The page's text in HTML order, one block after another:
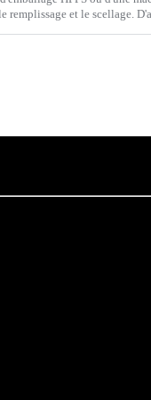
remplissage et le scellage.